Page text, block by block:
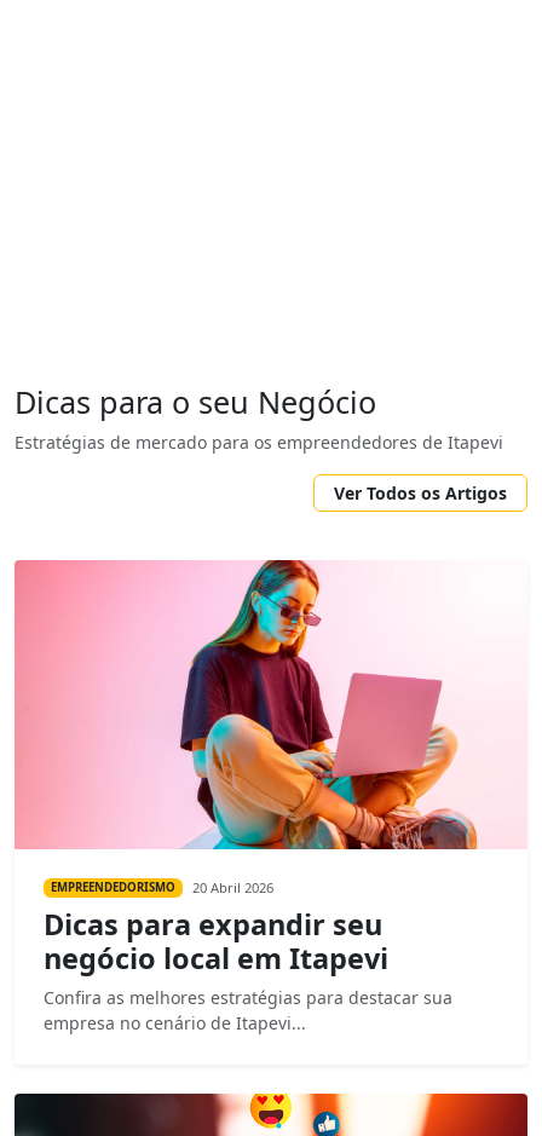
Dicas para o seu Negócio
Estratégias de mercado para os empreendedores de Itapevi
Ver Todos os Artigos
EMPREENDEDORISMO 20 Abril 2026
Dicas para expandir seu
negócio local em Itapevi
Confira as melhores estratégias para destacar sua
empresa no cenário de Itapevi...